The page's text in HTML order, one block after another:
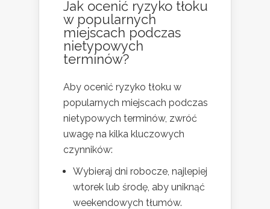
Jak ocenić ryzyko tłoku
w popularnych
miejscach podczas
nietypowych
terminów?
Aby ocenić ryzyko tłoku w
popularnych miejscach podczas
nietypowych terminów, zwróć
uwagę na kilka kluczowych
czynników:
Wybieraj dni robocze, najlepiej
wtorek lub środę, aby uniknąć
weekendowych tłumów.